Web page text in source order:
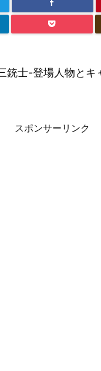
銃士-登場人物とキ
スポンサーリンク